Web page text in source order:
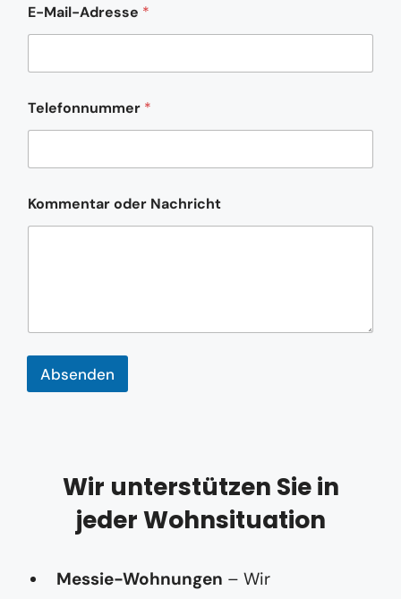
E-Mail-Adresse *
Telefonnummer *
Kommentar oder Nachricht
Absenden
Wir unterstützen Sie in
jeder Wohnsituation
Messie-Wohnungen – Wir